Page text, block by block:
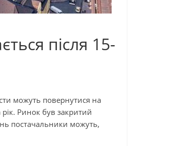
після 15-
можуть повернутися на
Ринок був закритий
постачальники можуть,